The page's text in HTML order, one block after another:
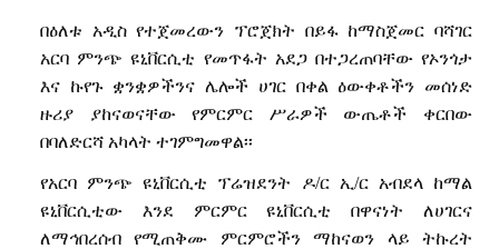
በዕለቱ አዲስ የተጀመረውን ፕሮጀክት በይፋ ከማስጀመር ባሻገር
አርባ ምንጭ ዩኒቨርሲቲ የመጥፋት አደጋ በተጋረጠባቸው የኦንጎታ
እና ኩየጉ ቋንቋዎችንና ሌሎች ሀገር በቀል ዕውቀቶችን መሰነድ
ዙሪያ
ያከናወናቸው የምርምር ሥራዎች ውጤቶች
ቀርበው
በባለድርሻ አካላት ተገምግመዋል፡፡
የአርባ ምንጭ ዩኒቨርሲቲ ፕሬዝደንት ዶ/ር ኢ/ር አብደላ ከማል
ዩኒቨርሲቲው
እንደ ምርምር ዩኒቨርሲቲ በዋናነት
ለሀገርና
ለማኅበረሰብ
የሚጠቅሙ ምርምሮችን ማከናወን ላይ
ትኩረት